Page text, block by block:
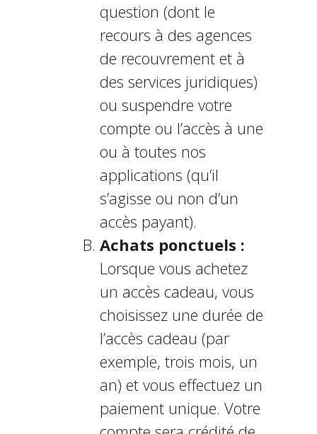
question (dont le
recours à des agences
de recouvrement et à
des services juridiques)
ou suspendre votre
compte ou l’accès à une
ou à toutes nos
applications (qu’il
s’agisse ou non d’un
accès payant).
Achats ponctuels :
Lorsque vous achetez
un accès cadeau, vous
choisissez une durée de
l’accès cadeau (par
exemple, trois mois, un
an) et vous effectuez un
paiement unique. Votre